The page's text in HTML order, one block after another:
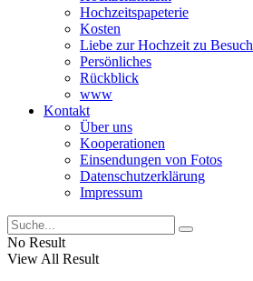
Hochzeitspapeterie
Kosten
Liebe zur Hochzeit zu Besuch
Persönliches
Rückblick
www
Kontakt
Über uns
Kooperationen
Einsendungen von Fotos
Datenschutzerklärung
Impressum
No Result
View All Result